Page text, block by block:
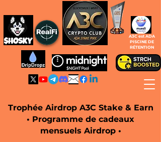
A3C est ADA
PISCINE DE
RÉTENTION
Trophée Airdrop A3C Stake & Earn
• Programme de cadeaux
mensuels Airdrop •